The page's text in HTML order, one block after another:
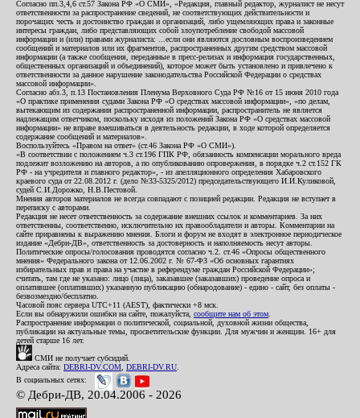
Согласно пп.3,4,6 ст.57 Закона РФ «О СМИ», «Редакция, главный редактор, журналист не несут
ответственности за распространение сведений, не соответствующих действительности и
порочащих честь и достоинство граждан и организаций, либо ущемляющих права и законные
интересы граждан, либо представляющих собой злоупотребление свободой массовой
информации и (или) правами журналиста: ...если они являются дословным воспроизведением
сообщений и материалов или их фрагментов, распространенных другим средством массовой
информации (а также сообщения, переданные в пресс-релизах и информация государственных,
общественных организаций и объединений), которое может быть установлено и привлечено к
ответственности за данное нарушение законодательства Российской Федерации о средствах
массовой информации».
Согласно абз.3, п.13 Постановления Пленума Верховного Суда РФ №16 от 15 июня 2010 года
«О практике применения судами Закона РФ «О средствах массовой информации», «по делам,
вытекающим из содержания распространенной информации, распространитель не является
надлежащим ответчиком, поскольку исходя из положений Закона РФ «О средствах массовой
информации» не вправе вмешиваться в деятельность редакции, в ходе которой определяется
содержание сообщений и материалов».
Воспользуйтесь «Правом на ответ» (ст.46 Закона РФ «О СМИ»).
«В соответствии с положением ч.3 ст.196 ГПК РФ, обязанность компенсации морального вреда
подлежит возложению на авторов, а по опубликованию опровержения, в порядке ч.2 ст.152 ГК
РФ - на учредителя и главного редактор», - из апелляционного определения Хабаровского
краевого суда от 22.08.2012 г. (дело №33-5325/2012) председательствующего И.И.Куликовой,
судей С.И.Дорожко, Н.В.Пестовой.
Мнения авторов материалов не всегда совпадают с позицией редакции. Редакция не вступает в
переписку с авторами.
Редакция не несет ответственность за содержание внешних ссылок и комментариев. За них
ответственны, соответственно, исключительно их правообладатели и авторы. Комментарии на
сайте приравнены к выражению мнения. Блоги и форум не входят в электронное периодическое
издание «Дебри-ДВ», ответственность за достоверность и наполняемость несут авторы.
Политические опросы/голосования проводятся согласно ч.2. ст.46 «Опросы общественного
мнения» Федерального закона от 12.06.2002 г. № 67-ФЗ «Об основных гарантиях
избирательных прав и права на участие в референдуме граждан Российской Федерации»;
считать, там где не указано: лицо (лица), заказавшее (заказавших) проведение опроса и
оплатившее (оплативших) указанную публикацию (обнародование) - едино - сайт, без оплаты -
безвозмездно/бесплатно.
Часовой пояс сервера UTC+11 (AEST), фактически +8 мск.
Если вы обнаружили ошибки на сайте, пожалуйста, сообщите нам об этом
Распространение информации о политической, социальной, духовной жизни общества,
публикации на актуальные темы, просветительские функции. Для мужчин и женщин. 16+ для
детей старше 16 лет.
СМИ не получает субсидий.
Адреса сайта: DEBRI-DV.COM DEBRI-DV.RU
В социальных сетях:
© Дебри-ДВ, 20.04.2006 - 2026